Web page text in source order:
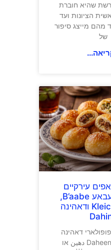
שהיא חוברת
הציונות ועד
מהם מייצג סיפור
של
עירקיים
חגיגיים: בעבאע B’aabe,
קליצ’ה Kleicha ודאהינה
דאהינה
Dahina או Daheen دهين או